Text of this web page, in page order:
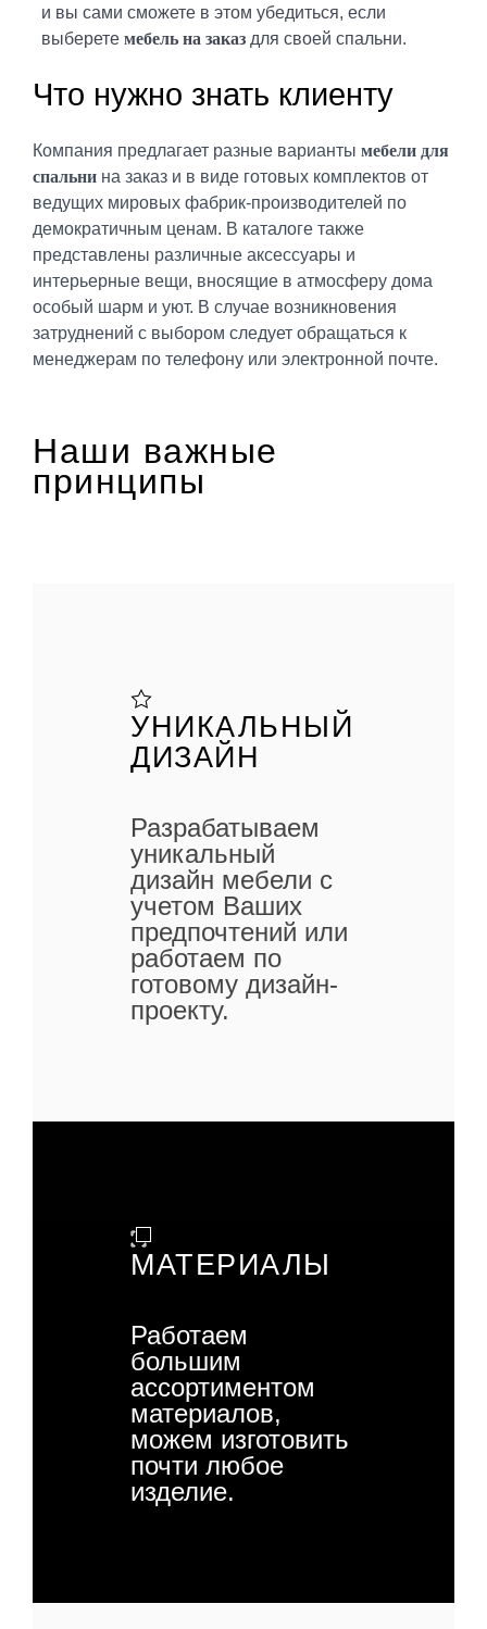
и вы сами сможете в этом убедиться, если
выберете мебель на заказдля своей спальни.
Что нужно знать клиенту
Компания предлагает разные варианты мебели для
спальни на заказ и в виде готовых комплектов от
ведущих мировых фабрик-производителей по
демократичным ценам. В каталоге также
представлены различные аксессуары и
интерьерные вещи, вносящие в атмосферу дома
особый шарм и уют. В случае возникновения
затруднений с выбором следует обращаться к
менеджерам по телефону или электронной почте.
Наши важные
принципы
УНИКАЛЬНЫЙ
ДИЗАЙН
Разрабатываем
уникальный
дизайн мебели с
учетом Ваших
предпочтений или
работаем по
готовому дизайн-
проекту.
МАТЕРИАЛЫ
Работаем
большим
ассортиментом
материалов,
можем изготовить
почти любое
изделие.